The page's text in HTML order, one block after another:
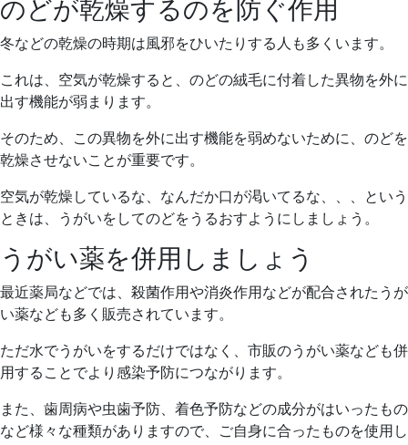
のどが乾燥するのを防ぐ作用
冬などの乾燥の時期は風邪をひいたりする人も多くいます。
これは、空気が乾燥すると、のどの絨毛に付着した異物を外に
出す機能が弱まります。
そのため、この異物を外に出す機能を弱めないために、のどを
乾燥させないことが重要です。
空気が乾燥しているな、なんだか口が渇いてるな、、、という
ときは、うがいをしてのどをうるおすようにしましょう。
うがい薬を併用しましょう
最近薬局などでは、殺菌作用や消炎作用などが配合されたうが
い薬なども多く販売されています。
ただ水でうがいをするだけではなく、市販のうがい薬なども併
用することでより感染予防につながります。
また、歯周病や虫歯予防、着色予防などの成分がはいったもの
など様々な種類がありますので、ご自身に合ったものを使用し